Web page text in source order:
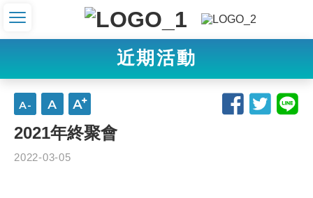
近期活動
2021年終聚會
2022-03-05